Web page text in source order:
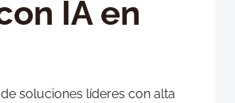
IA en
soluciones líderes con alta